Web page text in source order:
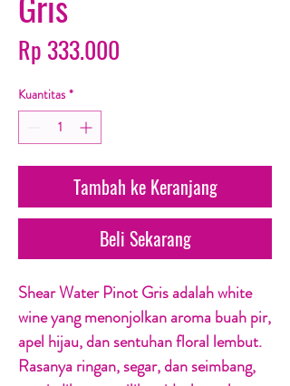
Rp 333.000
Kuantitas *
Tambah ke Keranjang
Beli Sekarang
Shear Water Pinot Gris adalah white
wine yang menonjolkan aroma buah pir,
apel hijau, dan sentuhan floral lembut.
Rasanya ringan, segar, dan seimbang,